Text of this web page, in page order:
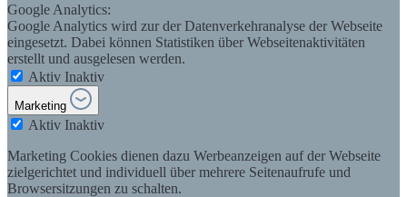
Google Analytics:
Google Analytics wird zur der Datenverkehranalyse der Webseite
eingesetzt. Dabei können Statistiken über Webseitenaktivitäten
erstellt und ausgelesen werden.
Aktiv Inaktiv
Marketing
Aktiv Inaktiv
Marketing Cookies dienen dazu Werbeanzeigen auf der Webseite
zielgerichtet und individuell über mehrere Seitenaufrufe und
Browsersitzungen zu schalten.